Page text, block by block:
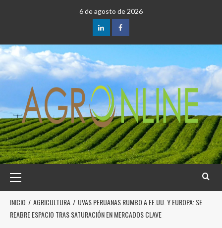
6 de agosto de 2026
INICIO AGRICULTURA
UVAS PERUANAS RUMBO A EE.UU. Y EUROPA: SE
REABRE ESPACIO TRAS SATURACIÓN EN MERCADOS CLAVE